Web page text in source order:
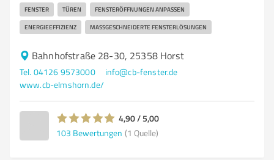
FENSTER TÜREN FENSTERÖFFNUNGEN ANPASSEN
ENERGIEEFFIZIENZ MASSGESCHNEIDERTE FENSTERLÖSUNGEN
Bahnhofstraße 28-30, 25358 Horst
Tel. 04126 9573000
info@cb-fenster.de
www.cb-elmshorn.de/
4,90 / 5,00
103 Bewertungen (1 Quelle)